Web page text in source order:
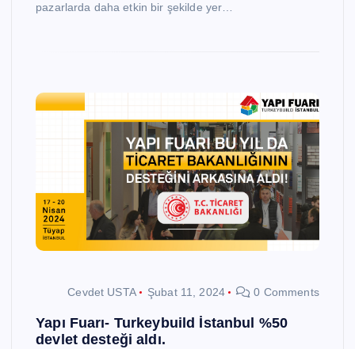
pazarlarda daha etkin bir şekilde yer…
Cevdet USTA Şubat 11, 2024 0 Comments
Yapı Fuarı- Turkeybuild İstanbul %50
devlet desteği aldı.